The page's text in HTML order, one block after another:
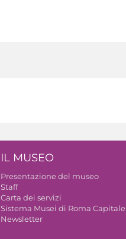
IL MUSEO
Presentazione del museo
Staff
Carta dei servizi
Sistema Musei di Roma Capitale
Newsletter